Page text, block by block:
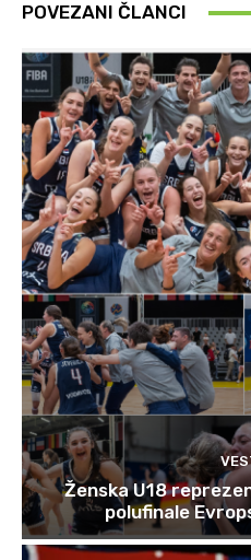
POVEZANI ČLANCI
Ženska U18
polufinale